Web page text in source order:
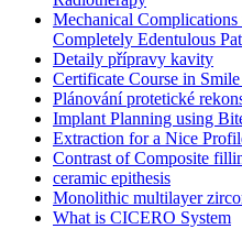
Mechanical
Completely Edentulous
Detaily přípravy kavity
Certificate Course in
Plánování protetické
Implant Planning using
Extraction for a Nice
Contrast of Composite
ceramic epithesis
Monolithic multilayer
What is CICERO System